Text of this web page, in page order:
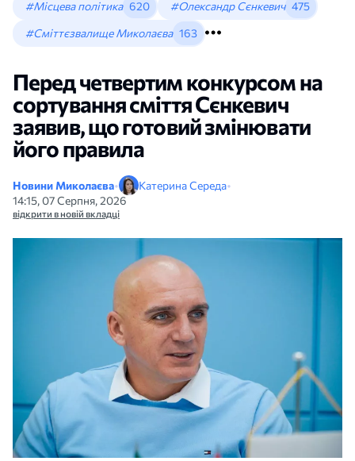
#Місцева політика 620 #Олександр Сєнкевич 475
#Сміттєзвалище Миколаєва 163
Перед четвертим конкурсом на
сортування сміття Сєнкевич
заявив, що готовий змінювати
його правила
Новини Миколаєва• Катерина Середа•
14:15, 07 Серпня, 2026
відкрити в новій вкладці